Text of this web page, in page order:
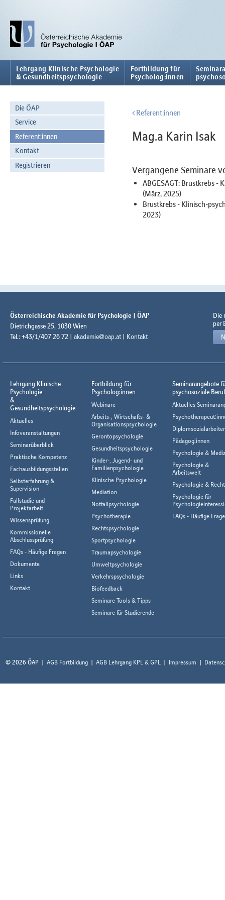
Lehrgang Klinische Psychologie
& Gesundheitspsychologie
Fortbildung für
Psycholog:innen
Die ÖAP
Service
Referent:innen
Kontakt
Registrieren
Referent:innen
Mag.a Karin Isak
Vergangene Seminare
ABGESAGT: Brustkrebs -
(März, 2025)
Brustkrebs - Klinisch-
2023)
Österreichische Akademie für Psychologie | ÖAP
Dietrichgasse 25, 1030 Wien
Tel.: +43/1/407 26 72 | akademie@oap.at | Kontakt
Die
per
Lehrgang Klinische
Psychologie
&
Gesundheitspsychologie
Aktuelles
Infoveranstaltungen
Seminarüberblick
Praktische Kompetenz
Fachausbildungsstellen
Selbsterfahrung &
Supervision
Fallstudie und
Projektarbeit
Wissensprüfung
Kommissionelle
Abschlussprüfung
FAQs - Häufige Fragen
Dokumente
Links
Kontakt
Fortbildung für
Psycholog:innen
Webinare
Arbeits-, Wirtschafts- &
Organisationspsychologie
Gerontopsychologie
Gesundheitspsychologie
Kinder-, Jugend- und
Familienpsychologie
Klinische Psychologie
Mediation
Notfallpsychologie
Psychotherapie
Rechtspsychologie
Sportpsychologie
Traumapsychologie
Umweltpsychologie
Verkehrspsychologie
Biofeedback
Seminare Tools & Tipps
Seminare für Studierende
Seminarangebote
psychosoziale
Aktuelles
Pädagog:innen
Psychologie &
Psychologie &
Arbeitswelt
Psychologie & Recht
Psychologie für
FAQs - Häufige
© 2026 ÖAP AGB Fortbildung AGB Lehrgang KPL & GPL Impressum